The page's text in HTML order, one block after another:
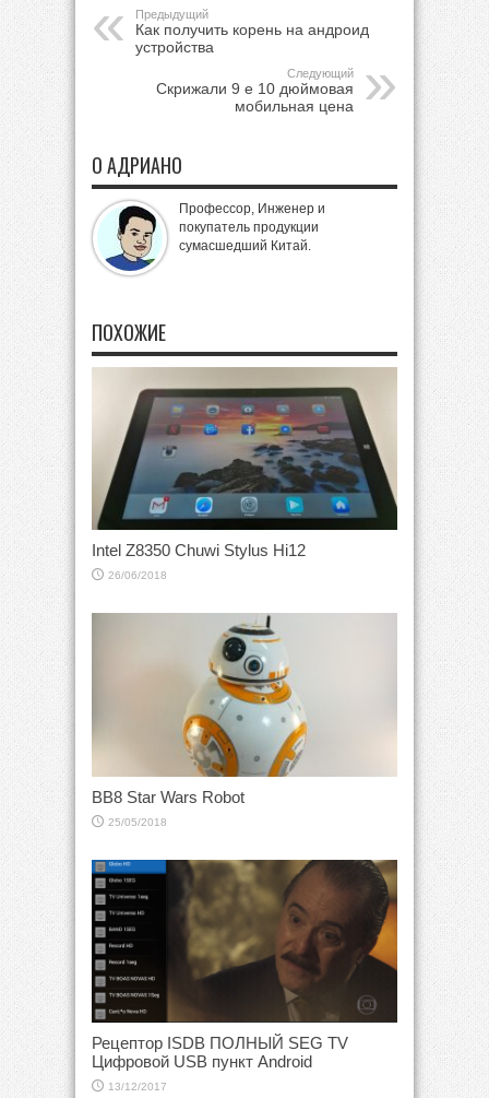
Предыдущий
Как получить корень на андроид
устройства
Следующий
Скрижали 9 е 10 дюймовая
мобильная цена
О АДРИАНО
Профессор, Инженер и
покупатель продукции
сумасшедший Китай.
ПОХОЖИЕ
Intel Z8350 Chuwi Stylus Hi12
26/06/2018
BB8 Star Wars Robot
25/05/2018
Рецептор ISDB ПОЛНЫЙ SEG TV
Цифровой USB пункт Android
13/12/2017